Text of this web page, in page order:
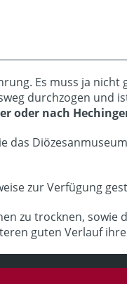
Es muss ja nicht
durchzogen und
oder nach
zur Verfügung
zu trocknen,
guten Verlauf